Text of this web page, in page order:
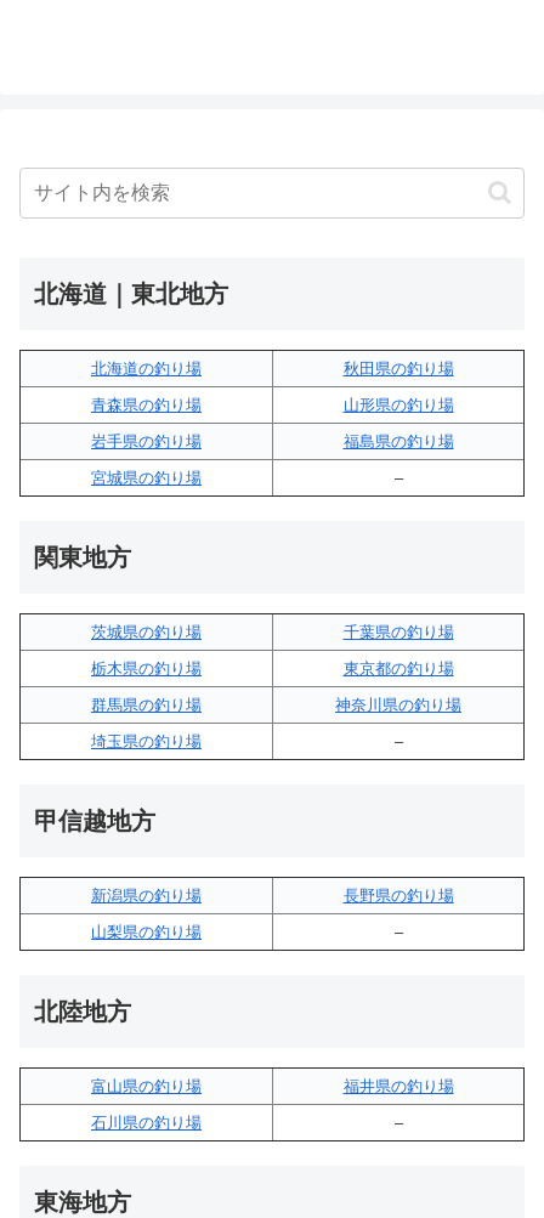
北海道｜東北地方
北海道の釣り場
秋田県の釣り場
青森県の釣り場
山形県の釣り場
岩手県の釣り場
福島県の釣り場
宮城県の釣り場
–
関東地方
茨城県の釣り場
千葉県の釣り場
栃木県の釣り場
東京都の釣り場
群馬県の釣り場
神奈川県の釣り場
埼玉県の釣り場
–
甲信越地方
新潟県の釣り場
長野県の釣り場
山梨県の釣り場
–
北陸地方
富山県の釣り場
福井県の釣り場
石川県の釣り場
–
東海地方